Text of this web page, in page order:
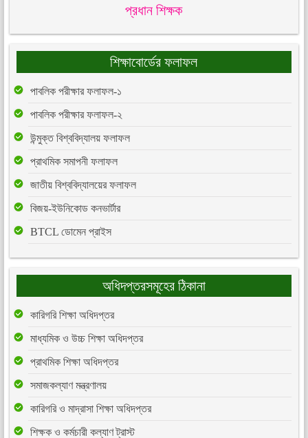
প্রধান শিক্ষক
শিক্ষাবোর্ডের ফলাফল
পাবলিক পরীক্ষার ফলাফল-১
পাবলিক পরীক্ষার ফলাফল-২
উন্মুক্ত বিশ্ববিদ্যালয় ফলাফল
প্রাথমিক সমাপনী ফলাফল
জাতীয় বিশ্ববিদ্যালয়ের ফলাফল
বিজয়-ইউনিকোড কনভার্টার
BTCL ডোমেন প্রাইস
অধিদপ্তরসমূহের ঠিকানা
কারিগরি শিক্ষা অধিদপ্তর
মাধ্যমিক ও উচ্চ শিক্ষা অধিদপ্তর
প্রাথমিক শিক্ষা অধিদপ্তর
সমাজকল্যাণ মন্ত্রণালয়
কারিগরি ও মাদ্রাসা শিক্ষা অধিদপ্তর
শিক্ষক ও কর্মচারী কল্যাণ ট্রাস্ট